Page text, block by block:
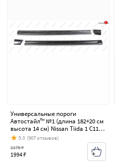
Универсальные пороги
Автостайл™ №1 (длина 182+20 см
высота 14 см) Nissan Tiida 1 C11
хэтчбэк дорестайлинг, Япония
(2004-2007)
5.0 (907 отзывов)
1994 ₽
2175 ₽